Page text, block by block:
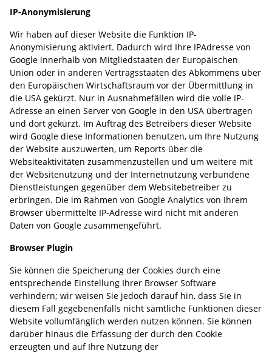
IP-Anonymisierung
Wir haben auf dieser Website die Funktion IP-
Anonymisierung aktiviert. Dadurch wird Ihre IPAdresse von
Google innerhalb von Mitgliedstaaten der Europäischen
Union oder in anderen Vertragsstaaten des Abkommens über
den Europäischen Wirtschaftsraum vor der Übermittlung in
die USA gekürzt. Nur in Ausnahmefällen wird die volle IP-
Adresse an einen Server von Google in den USA übertragen
und dort gekürzt. Im Auftrag des Betreibers dieser Website
wird Google diese Informationen benutzen, um Ihre Nutzung
der Website auszuwerten, um Reports über die
Websiteaktivitäten zusammenzustellen und um weitere mit
der Websitenutzung und der Internetnutzung verbundene
Dienstleistungen gegenüber dem Websitebetreiber zu
erbringen. Die im Rahmen von Google Analytics von Ihrem
Browser übermittelte IP-Adresse wird nicht mit anderen
Daten von Google zusammengeführt.
Browser Plugin
Sie können die Speicherung der Cookies durch eine
entsprechende Einstellung Ihrer Browser Software
verhindern; wir weisen Sie jedoch darauf hin, dass Sie in
diesem Fall gegebenenfalls nicht sämtliche Funktionen dieser
Website vollumfänglich werden nutzen können. Sie können
darüber hinaus die Erfassung der durch den Cookie
erzeugten und auf Ihre Nutzung der